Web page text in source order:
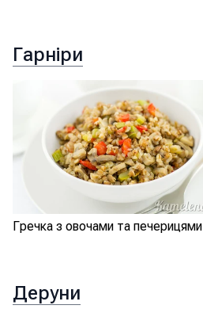
Гарніри
Гречка з овочами та печерицями
Деруни